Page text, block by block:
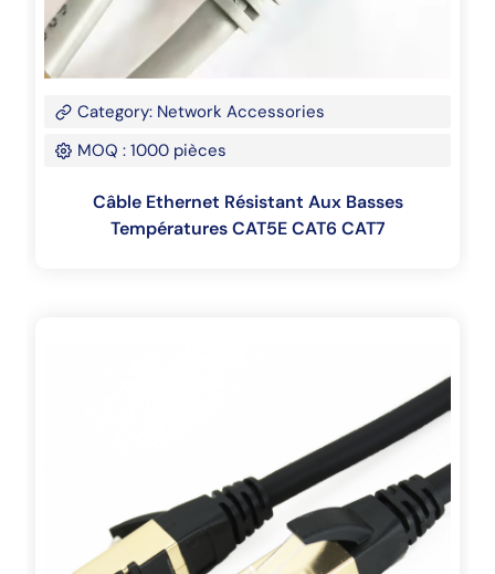
Category: Network Accessories
MOQ : 1000 pièces
Câble Ethernet Résistant Aux Basses
Températures CAT5E CAT6 CAT7